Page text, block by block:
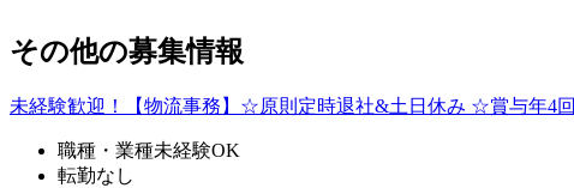
その他の募集情報
未経験歓迎！【物流事務】☆原則定時退社&土日休み ☆賞与年4回
職種・業種未経験OK
転勤なし